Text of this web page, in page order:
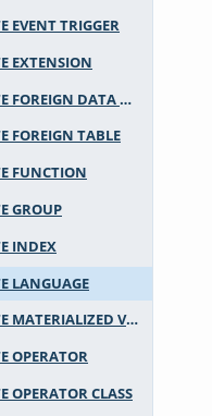
EVENT TRIGGER
EXTENSION
I.63. CREATE FOREIGN DATA WRAPPER
FOREIGN TABLE
FUNCTION
GROUP
INDEX
LANGUAGE
I.69. CREATE MATERIALIZED VIEW
OPERATOR
OPERATOR CLASS